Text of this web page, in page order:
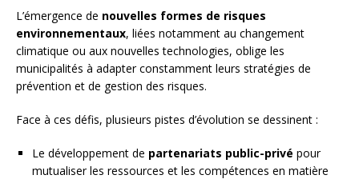
L’émergence de nouvelles formes de risques
environnementaux, liées notamment au changement
climatique ou aux nouvelles technologies, oblige les
municipalités à adapter constamment leurs stratégies de
prévention et de gestion des risques.
Face à ces défis, plusieurs pistes d’évolution se dessinent :
Le développement de partenariats public-privé pour
mutualiser les ressources et les compétences en matière